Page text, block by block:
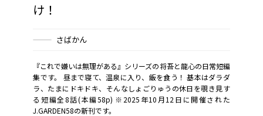
け！
さばかん
『これで嫌いは無理がある』シリーズの将吾と龍心の日常短編
集です。 昼まで寝て、温泉に入り、飯を食う！ 基本はダラダ
ラ、たまにドキドキ、そんなしょごりゅうの休日を覗き見す
る短編全8話(本編58p) ※2025年10月12日に開催された
J.GARDEN58の新刊です。